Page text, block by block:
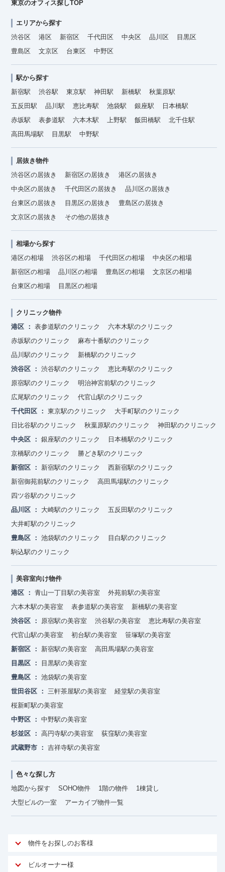
東京のオフィス探しTOP
エリアから探す
渋谷区
港区 新宿区 千代田区 中央区 品川区
目黒区
豊島区
文京区 台東区 中野区
駅から探す
新宿駅
渋谷駅 東京駅 神田駅 新橋駅
秋葉原駅
五反田駅
品川駅 恵比寿駅 池袋駅 銀座駅
日本橋駅
赤坂駅
表参道駅 六本木駅 上野駅 飯田橋駅
北千住駅
高田馬場駅
目黒駅 中野駅
居抜き物件
渋谷区の居抜き
新宿区の居抜き
港区の居抜き
中央区の居抜き
千代田区の居抜き
品川区の居抜き
台東区の居抜き
目黒区の居抜き
豊島区の居抜き
文京区の居抜き
その他の居抜き
相場から探す
港区の相場
渋谷区の相場 千代田区の相場
中央区の相場
新宿区の相場
品川区の相場 豊島区の相場
文京区の相場
台東区の相場
目黒区の相場
クリニック物件
港区
表参道駅のクリニック
六本木駅のクリニック
赤坂駅のクリニック
麻布十番駅のクリニック
品川駅のクリニック
新橋駅のクリニック
渋谷区
渋谷駅のクリニック
恵比寿駅のクリニック
原宿駅のクリニック
明治神宮前駅のクリニック
広尾駅のクリニック
代官山駅のクリニック
千代田区
東京駅のクリニック
大手町駅のクリニック
日比谷駅のクリニック
秋葉原駅のクリニック
神田駅のクリニック
中央区
銀座駅のクリニック
日本橋駅のクリニック
京橋駅のクリニック
勝どき駅のクリニック
新宿区
新宿駅のクリニック
西新宿駅のクリニック
新宿御苑前駅のクリニック
高田馬場駅のクリニック
四ツ谷駅のクリニック
品川区
大崎駅のクリニック
五反田駅のクリニック
大井町駅のクリニック
豊島区
池袋駅のクリニック
目白駅のクリニック
駒込駅のクリニック
美容室向け物件
港区
青山一丁目駅の美容室
外苑前駅の美容室
六本木駅の美容室
表参道駅の美容室
新橋駅の美容室
渋谷区
原宿駅の美容室 渋谷駅の美容室
恵比寿駅の美容室
代官山駅の美容室
初台駅の美容室
笹塚駅の美容室
新宿区
新宿駅の美容室
高田馬場駅の美容室
目黒区
目黒駅の美容室
豊島区
池袋駅の美容室
世田谷区
三軒茶屋駅の美容室
経堂駅の美容室
桜新町駅の美容室
中野区
中野駅の美容室
杉並区
高円寺駅の美容室
荻窪駅の美容室
武蔵野市
吉祥寺駅の美容室
色々な探し方
地図から探す
SOHO物件 1階の物件
1棟貸し
大型ビルの一室
アーカイブ物件一覧
物件をお探しのお客様
アットオフィスが選ばれる理由
ビルオーナー様